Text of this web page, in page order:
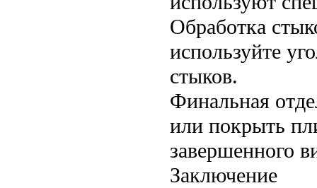
Обработка
используйте
стыков.
Финальная
или покрыть
завершенного
Заключение